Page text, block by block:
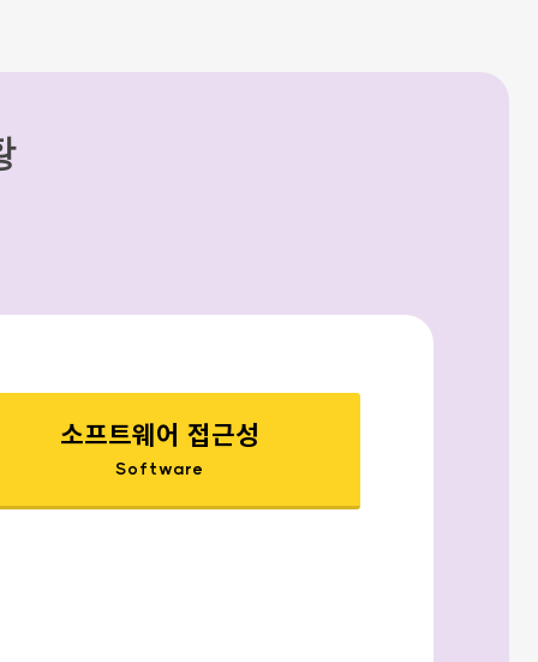
소프트웨어 접근성
Software